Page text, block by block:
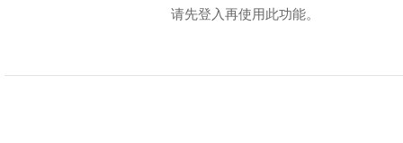
请先登入再使用此功能。